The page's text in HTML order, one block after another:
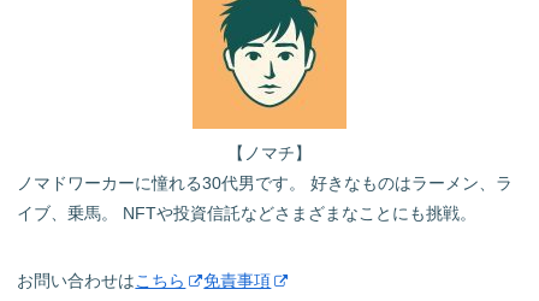
【ノマチ】
ノマドワーカーに憧れる30代男です。 好きなものはラーメン、ラ
イブ、乗馬。 NFTや投資信託などさまざまなことにも挑戦。
お問い合わせはこちら 免責事項